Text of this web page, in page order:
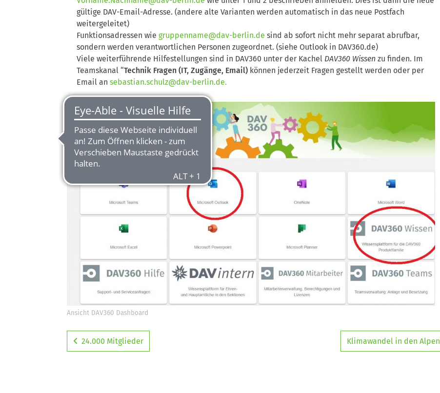
gültige DAV-Email-Adresse. (andere alte Varianten werden automatisch in das neue Postfach
weitergeleitet)
Funktionsadressen wie gruppenname@dav-berlin.de sind ab sofort nicht mehr separat abrufbar,
sondern werden verantwortlichen Personen zugeordnet. (siehe Outlook in DAV360.de)
Viele weiterführende Hilfestellungen sind in DAV360 unter der Kachel DAV360 Wissen zu finden. Im
Teamskanal “Technik Fragen (IT, Zugänge, Email) können jederzeit Fragen gestellt werden oder per
Email an sebastian.schulz@dav-berlin.de.
Ansicht DAV360 Dashboard
24.000 Mitglieder Klimawandel in den Alpen